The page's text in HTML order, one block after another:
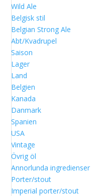
Wild Ale
Belgisk stil
Belgian Strong Ale
Abt/Kvadrupel
Saison
Lager
Land
Belgien
Kanada
Danmark
Spanien
USA
Vintage
Övrig öl
Annorlunda ingredienser
Porter/stout
Imperial porter/stout